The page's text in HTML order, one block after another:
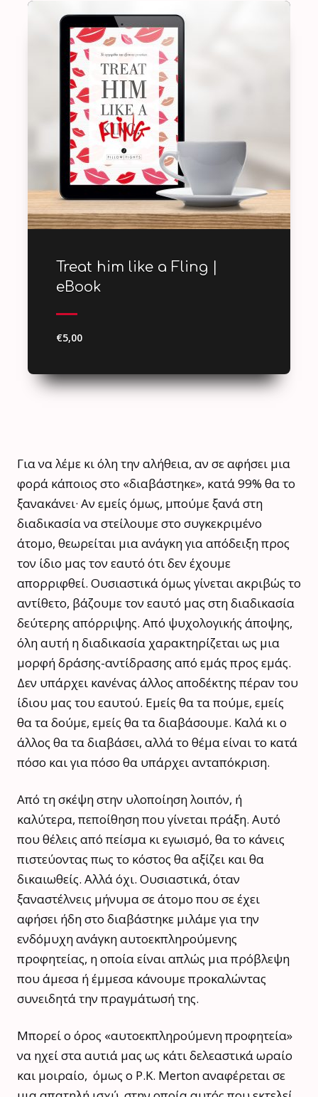
Treat him like a Fling |
eBook
€5,00
Για να λέμε κι όλη την αλήθεια, αν σε αφήσει μια
φορά κάποιος στο «διαβάστηκε», κατά 99% θα το
ξανακάνει· Αν εμείς όμως, μπούμε ξανά στη
διαδικασία να στείλουμε στο συγκεκριμένο
άτομο, θεωρείται μια ανάγκη για απόδειξη προς
τον ίδιο μας τον εαυτό ότι δεν έχουμε
απορριφθεί. Ουσιαστικά όμως γίνεται ακριβώς το
αντίθετο, βάζουμε τον εαυτό μας στη διαδικασία
δεύτερης απόρριψης. Από ψυχολογικής άποψης,
όλη αυτή η διαδικασία χαρακτηρίζεται ως μια
μορφή δράσης-αντίδρασης από εμάς προς εμάς.
Δεν υπάρχει κανένας άλλος αποδέκτης πέραν του
ίδιου μας του εαυτού. Εμείς θα τα πούμε, εμείς
θα τα δούμε, εμείς θα τα διαβάσουμε. Καλά κι ο
άλλος θα τα διαβάσει, αλλά το θέμα είναι το κατά
πόσο και για πόσο θα υπάρχει ανταπόκριση.
Από τη σκέψη στην υλοποίηση λοιπόν, ή
καλύτερα, πεποίθηση που γίνεται πράξη. Αυτό
που θέλεις από πείσμα κι εγωισμό, θα το κάνεις
πιστεύοντας πως το κόστος θα αξίζει και θα
δικαιωθείς. Αλλά όχι. Ουσιαστικά, όταν
ξαναστέλνεις μήνυμα σε άτομο που σε έχει
αφήσει ήδη στο διαβάστηκε μιλάμε για την
ενδόμυχη ανάγκη αυτοεκπληρούμενης
προφητείας, η οποία είναι απλώς μια πρόβλεψη
που άμεσα ή έμμεσα κάνουμε προκαλώντας
συνειδητά την πραγμάτωσή της.
Μπορεί ο όρος «αυτοεκπληρούμενη προφητεία»
να ηχεί στα αυτιά μας ως κάτι δελεαστικά ωραίο
και μοιραίο, όμως ο P.K. Merton αναφέρεται σε